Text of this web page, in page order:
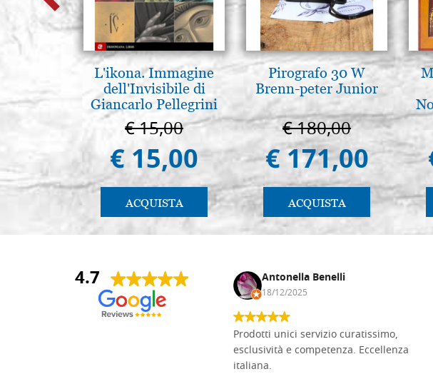
L'ikona. Immagine
dell'Invisibile di
Giancarlo Pellegrini
€ 15,00
€ 15,00
ACQUISTA
Pirografo 30 W
Brenn-peter Junior
€ 180,00
€ 171,00
ACQUISTA
4.7
Andrea Monguzzi Antonella Benelli
18/12/2025
Prodotti unici servizio curatissimo,
esclusività e competenza. Eccellenza
italiana.